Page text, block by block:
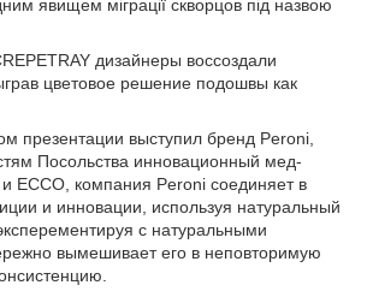
явищем міграції скворцов під назвою
дизайнеры воссоздали
цветовое решение подошвы как
презентации выступил бренд Peroni,
Посольства инновационный мед-
ЕССО, компания Peroni соединяет в
и инновации, используя натуральный
с натуральными
вымешивает его в неповторимую